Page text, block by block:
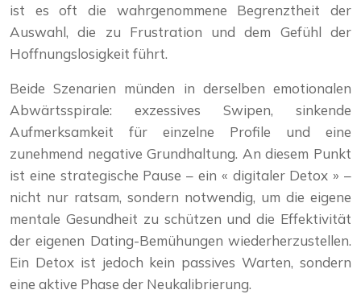
ist es oft die wahrgenommene Begrenztheit der
Auswahl, die zu Frustration und dem Gefühl der
Hoffnungslosigkeit führt.
Beide Szenarien münden in derselben emotionalen
Abwärtsspirale: exzessives Swipen, sinkende
Aufmerksamkeit für einzelne Profile und eine
zunehmend negative Grundhaltung. An diesem Punkt
ist eine strategische Pause – ein « digitaler Detox » –
nicht nur ratsam, sondern notwendig, um die eigene
mentale Gesundheit zu schützen und die Effektivität
der eigenen Dating-Bemühungen wiederherzustellen.
Ein Detox ist jedoch kein passives Warten, sondern
eine aktive Phase der Neukalibrierung.